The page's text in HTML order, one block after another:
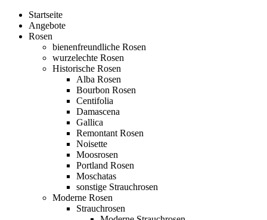
Startseite
Angebote
Rosen
bienenfreundliche Rosen
wurzelechte Rosen
Historische Rosen
Alba Rosen
Bourbon Rosen
Centifolia
Damascena
Gallica
Remontant Rosen
Noisette
Moosrosen
Portland Rosen
Moschatas
sonstige Strauchrosen
Moderne Rosen
Strauchrosen